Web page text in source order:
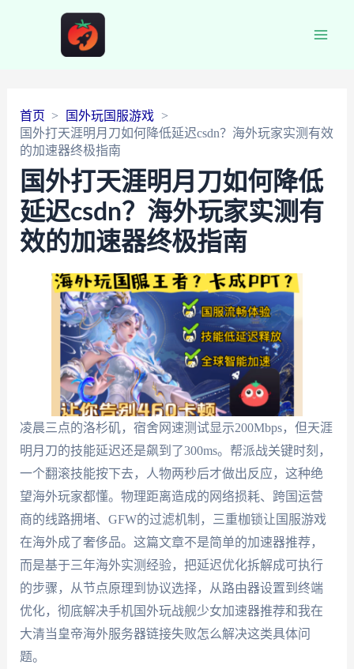
首页
国外玩国服游戏
国外打天涯明月刀如何降低延迟csdn？海外玩家实测有效
的加速器终极指南
国外打天涯明月刀如何降低
延迟csdn？海外玩家实测有
效的加速器终极指南
凌晨三点的洛杉矶，宿舍网速测试显示200Mbps，但天涯
明月刀的技能延迟还是飙到了300ms。帮派战关键时刻，
一个翻滚技能按下去，人物两秒后才做出反应，这种绝
望海外玩家都懂。物理距离造成的网络损耗、跨国运营
商的线路拥堵、GFW的过滤机制，三重枷锁让国服游戏
在海外成了奢侈品。这篇文章不是简单的加速器推荐，
而是基于三年海外实测经验，把延迟优化拆解成可执行
的步骤，从节点原理到协议选择，从路由器设置到终端
优化，彻底解决手机国外玩战舰少女加速器推荐和我在
大清当皇帝海外服务器链接失败怎么解决这类具体问
题。